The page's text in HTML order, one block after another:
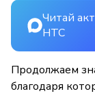
Читай
НТС
Продолжаем
благодаря